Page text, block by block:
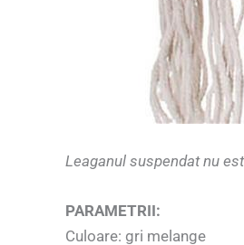
Leaganul suspendat nu
PARAMETRII:
Culoare: gri melange